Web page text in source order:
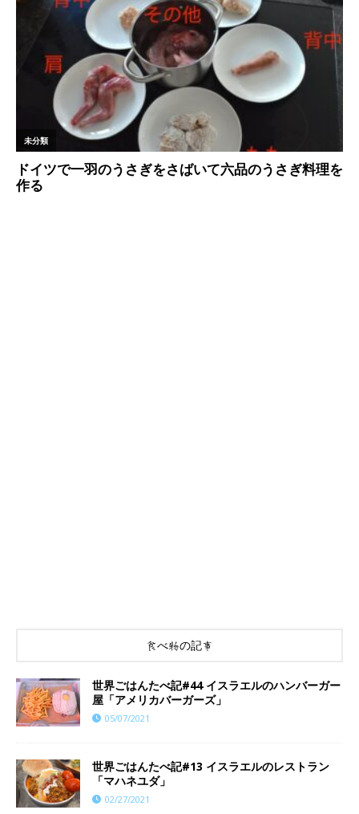
食べ物の記事
世界ごはんたべ記#44 イスラエルのハンバーガー
屋「アメリカバーガーズ」
05/07/2021
世界ごはんたべ記#13 イスラエルのレストラン
「マハネユダ」
02/27/2021